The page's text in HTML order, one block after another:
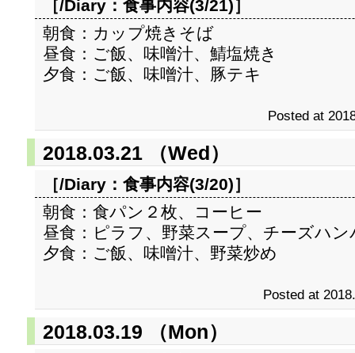
［/Diary： 食事内容(3/21)］
朝食：カップ焼きそば
昼食：ご飯、味噌汁、鯖塩焼き
夕食：ご飯、味噌汁、豚テキ
Posted at
2018.03.21 （Wed）
［/Diary： 食事内容(3/20)］
朝食：食パン２枚、コーヒー
昼食：ピラフ、野菜スープ、チーズハ
夕食：ご飯、味噌汁、野菜炒め
Posted at
2018.03.19 （Mon）